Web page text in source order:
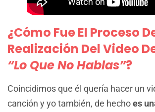
¿Cómo Fue El Proceso
Realización Del Video
“Lo Que No Hablas”?
Coincidimos que él quería hacer un
canción y yo también, de hechoes